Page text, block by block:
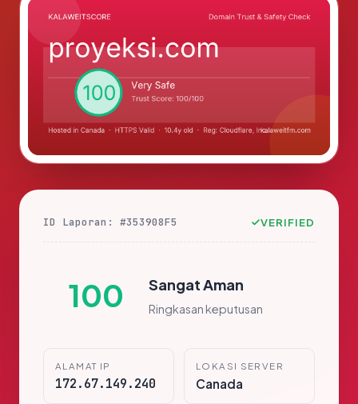
ID Laporan: #353908F5 VERIFIED
100 Sangat Aman
Ringkasan keputusan
ALAMAT IP
172.67.149.240
LOKASI SERVER
Canada